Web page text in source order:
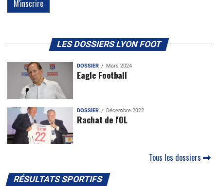
LES DOSSIERS LYON FOOT
DOSSIER Mars 2024
Eagle Football
DOSSIER Décembre 2022
Rachat de l'OL
Tous les dossiers
RÉSULTATS SPORTIFS